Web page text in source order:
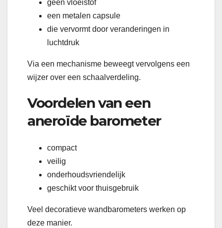
geen vloeistof
een metalen capsule
die vervormt door veranderingen in
luchtdruk
Via een mechanisme beweegt vervolgens een
wijzer over een schaalverdeling.
Voordelen van een
aneroïde barometer
compact
veilig
onderhoudsvriendelijk
geschikt voor thuisgebruik
Veel decoratieve wandbarometers werken op
deze manier.